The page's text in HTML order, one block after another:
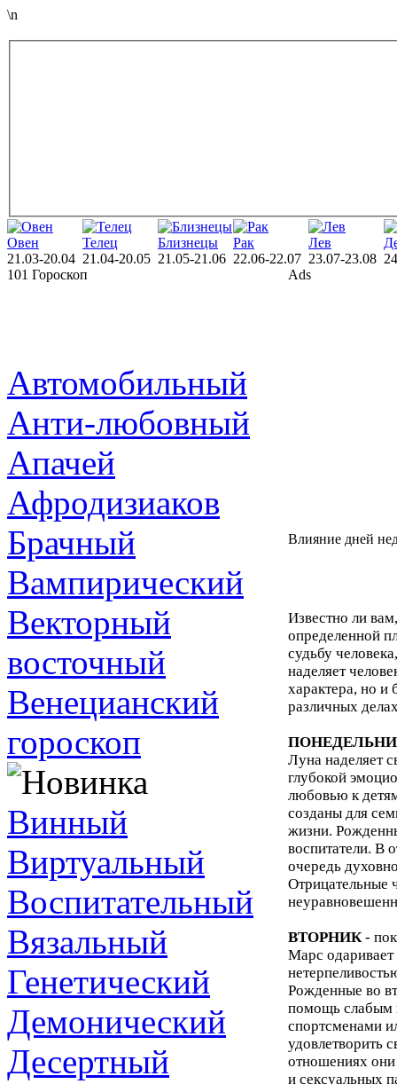
\n
Овен
21.03-20.04
Телец
21.04-20.05
Близнецы
21.05-21.06
Рак
22.06-22.07
Лев
23.07-23.08
101 Гороскоп
Автомобильный
Анти-любовный
Апачей
Афродизиаков
Брачный
Вампирический
Векторный
восточный
Венецианский
гороскоп
Винный
Виртуальный
Воспитательный
Вязальный
Генетический
Демонический
Десертный
Ads
Влияние дней
Известно ли
определенной
судьбу
наделяет
характера, но и
различных
Луна наделяет
глубокой
любовью к
созданы для
жизни.
воспитатели. В
очередь
Отрицательные
ВТОРНИК-
Марс одаривает
Рожденные во
помощь слабым
спортсменами
удовлетворить
отношениях
и сексуальных